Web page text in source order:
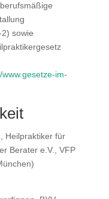
sowie
www.gesetze-im-
Heilpraktiker für
Berater e.V., VFP